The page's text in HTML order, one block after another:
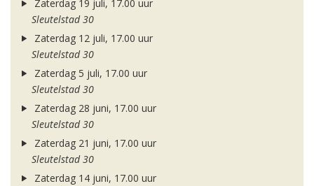
Zaterdag 19 juli, 17.00 uur
Sleutelstad 30
Zaterdag 12 juli, 17.00 uur
Sleutelstad 30
Zaterdag 5 juli, 17.00 uur
Sleutelstad 30
Zaterdag 28 juni, 17.00 uur
Sleutelstad 30
Zaterdag 21 juni, 17.00 uur
Sleutelstad 30
Zaterdag 14 juni, 17.00 uur